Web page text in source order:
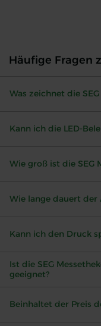
Häufige Fragen
Was zeichnet die
Kann ich die LED-
Wie groß ist die SEG
Wie lange dauert der
Kann ich den Druck
Ist die SEG
geeignet?
Beinhaltet der Preis